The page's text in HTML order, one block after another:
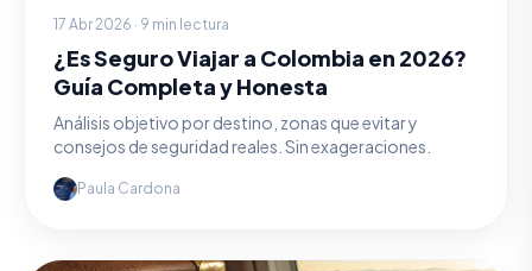
17 Abr 2026 · 9 min lectura
¿Es Seguro Viajar a Colombia en 2026?
Guía Completa y Honesta
Análisis objetivo por destino, zonas que evitar y
consejos de seguridad reales. Sin exageraciones.
Paula Cardona